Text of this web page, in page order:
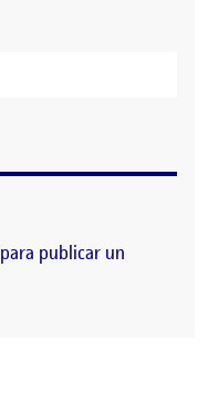
para publicar un